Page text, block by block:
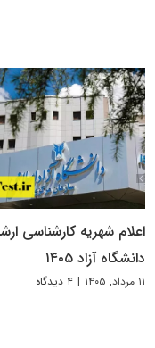
اعلام شهریه کارشناسی
دانشگاه آزاد ۱۴۰۵
۱۱ مرداد, ۱۴۰۵ | ۴ دیدگاه